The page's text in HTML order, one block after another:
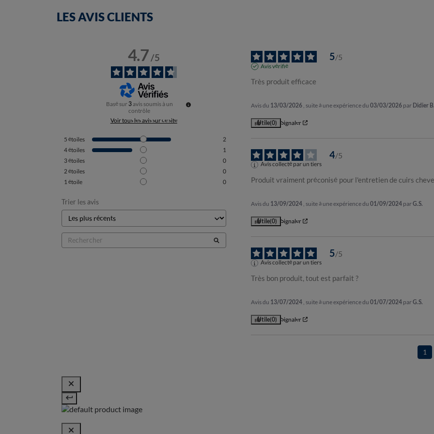
LES AVIS CLIENTS
4.7/5
Basé sur3avis soumis à un
contrôle
Voir tous les avis sur ce site
5 étoiles
2
4étoiles
1
3étoiles
0
2 étoiles
0
1 étoile 0
Trier les avis
5/5
Avis vérifié
Très produit efficace
Avis du 13/03/2026 , suite à une expérience du 03/03/2026 par Didier B.
Utile(0) Signaler
4/5
Avis collecté par un tiers
Produit vraiment préconisé pour l'entretien de cuirs
Avis du 13/09/2024 , suite à une expérience du 01/09/2024 parG.S.
Utile(0) Signaler
5/5
Avis collecté par un tiers
Très bon produit, tout est parfait ?
Avis du 13/07/2024 , suite à une expérience du 01/07/2024 parG.S.
Utile(0) Signaler
1